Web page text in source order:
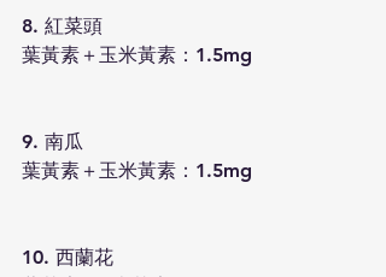
8. 紅菜頭
葉黃素＋玉米黃素：1.5mg
9. 南瓜
葉黃素＋玉米黃素：1.5mg
10. 西蘭花